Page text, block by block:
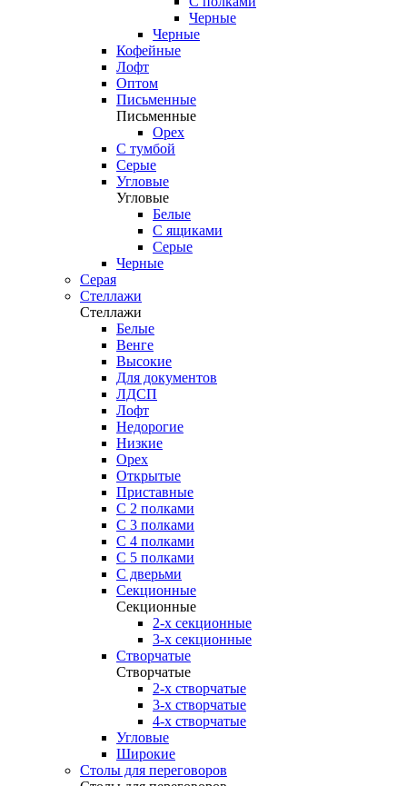
Черные
Черные
Кофейные
Лофт
Оптом
Письменные
Письменные
Орех
С тумбой
Серые
Угловые
Угловые
Белые
С ящиками
Серые
Черные
Серая
Стеллажи
Стеллажи
Белые
Венге
Высокие
Для документов
ЛДСП
Лофт
Недорогие
Низкие
Орех
Открытые
Приставные
С 2 полками
С 3 полками
С 4 полками
С 5 полками
С дверьми
Секционные
Секционные
2-х секционные
3-х секционные
Створчатые
Створчатые
2-х створчатые
3-х створчатые
4-х створчатые
Угловые
Широкие
Столы для переговоров